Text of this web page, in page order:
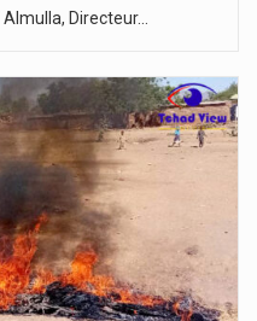
Directeur…